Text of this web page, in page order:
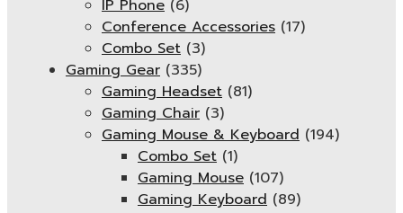
IP Phone (6)
Conference Accessories (17)
Combo Set (3)
Gaming Gear (335)
Gaming Headset (81)
Gaming Chair (3)
Gaming Mouse & Keyboard (194)
Combo Set (1)
Gaming Mouse (107)
Gaming Keyboard (89)